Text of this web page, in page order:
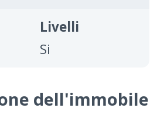
Livelli
Si
dell'immobile